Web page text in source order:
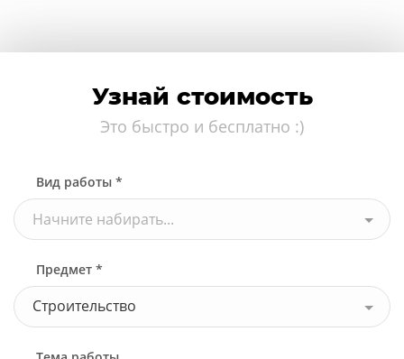
Узнай стоимость
Это быстро и бесплатно :)
Вид работы *
Начните набирать...
Предмет *
Строительство